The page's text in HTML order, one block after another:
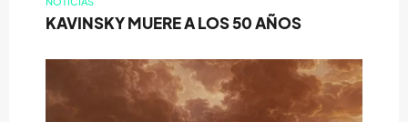
KAVINSKY MUERE A LOS 50 AÑOS